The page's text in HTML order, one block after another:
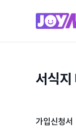
서식지
가입신청서